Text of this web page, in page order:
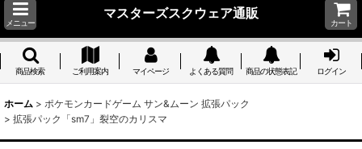
メニュー
マスターズスクウェア通販
カート
商品検索 ご利用案内 マイページ よくある質問 商品の状態表記 ログイン
ホーム > ポケモンカードゲーム サン&ムーン 拡張パック
> 拡張パック「sm7」裂空のカリスマ